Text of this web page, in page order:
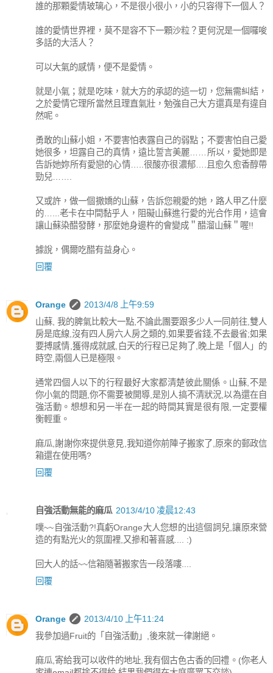
誰的那顆愛情玻璃心，不是很小很小，小的只容得下一個人？
誰的愛情世界裡，莫不是容不下一顆沙粒？更何況是一個囉唆
多話的大活人？
可以大氣的感情，便不是愛情。
就是小氣；就是吃味，就大方的承認的這一切，您無需糾結，
之於愛情它理所當然且理直氣壯，勉強自己大方還真是有違自
然呢。
勇敢的山蘇小姐，不要害怕表露自己的弱點；不要害怕自己愛
她很多，坦露自己的真情，遠比誓言美麗……所以，愛她即是
告訴她妳所有愛戀的心情…..很酸亦很濃郁….且愈久愈香醇帶
勁兒…….
又或許，做一個撒嬌的山蘇，告訴您親愛的她，路人甲乙什麼
的…...老卡在中間黏乎人，阻礙山蘇進行愛的光合作用，這會
讓山蘇染醋發酵，那麼她身邊杵的會變成＂醋溜山蘇＂喔!!
據說，偶爾吃醋有益身心。
回覆
Orange
2013/4/8 上午9:59
山蘇, 我的脾氣比較大一點,不論此團要跟多少人一同前往,雙人
房是底線,沒有四人房六人房之類的,如果要省錢,不去最省;如果
要搏感情,獲得成就感,白天的行程已足夠了,晚上是「個人」的
時空,兩個人已是極限。
通常四個人以下的行程最好大家都清楚彼此關係。山蘇,不是
你小氣的問題,你不需要被開導,是別人搞不清狀況,以為還在自
強活動。想想和另一半在一起的時間其實是很有限,一定要權
衡輕重。
麻瓜,謝謝你來提供意見,我知道你前陣子搬家了,原來的郵政信
箱還在使用嗎?
回覆
自強活動無能的麻瓜 2013/4/10 凌晨12:43
噗~~自強活動?!真虧Orange大人您想的出這個詞兒,讓原來營
造的有點光火的氛圍裡,又摻和著喜感.... :)
回大人的話~~信箱隨著搬家告一段落嘍....
回覆
Orange
2013/4/10 上午11:24
我參加過Fruit的「自強活動」,後來就一律謝絕。
麻瓜,寄給我可以收件的地址,我有個古色古香的回禮。(你老人